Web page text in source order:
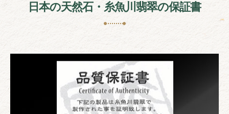
日本の天然石・糸魚川翡翠の保証書